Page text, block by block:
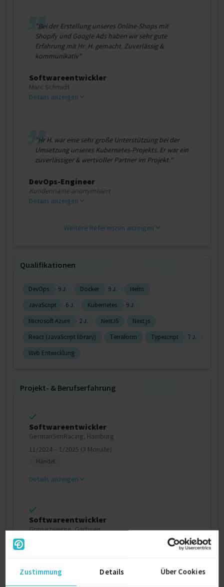
Zustimmung Details Über Cookies
"Bei der Erstellung unseres Online-Shops mit
Shopify und Google Ads haben wir sehr gute
Erfahrung mit Hr. H. gemacht. Zuverlässig &
kommunikativ"
Softwareentwickler
Marc Schmidt
Details anzeigen
"Hr H. war eine sehr große Unterstützung bei der
Umsetzung unseres Kubernetes-Projekts. Er war ein
zuverlässiger & wertvoller Partner im Projekt."
DevOps-Engineer
Kundenname anonymisiert
Details anzeigen
Weitere Referenzen anzeigen
Qualifikationen
DevOps 9 J. Docker 9 J.
Helm
JavaScript
6 J. Kubernetes
9 J.
Microsoft Azure
2 J. NestJS
Next.js
React (JavaScript library)
Terraform Typescript
7 J.
Web Entwicklung
Projekt‐ & Berufserfahrung
Softwareentwickler
GermanSimRacing, Hamburg
11/2024 – 1/2025 (3 Monate)
Handel
Details anzeigen
Softwareentwickler
Grinsezwerge, Garbsen
Details anzeigen